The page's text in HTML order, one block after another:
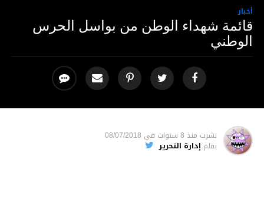
أخبار
قائمة شهداء الوطن من بواسل الحرس
الوطني
نشرت منذ 8 سنوات فى 08/07/2018
بقلم إدارة التحرير